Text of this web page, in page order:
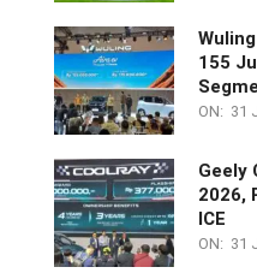
155
ON: 31
Geely
2026,
ICE
ON: 31